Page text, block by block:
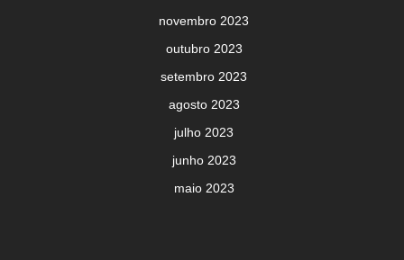
novembro 2023
outubro 2023
setembro 2023
agosto 2023
julho 2023
junho 2023
maio 2023